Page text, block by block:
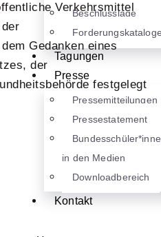
Beschlusslage
Tagungen
Presse
Pressemitteilungen
Pressestatement
in den Medien
Downloadbereich
Kontakt
Verkehrsmittel
Gedanken eines
der
festgelegt